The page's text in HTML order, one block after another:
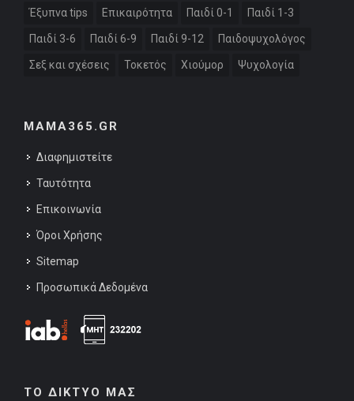
Έξυπνα tips Επικαιρότητα Παιδί 0-1 Παιδί 1-3
Παιδί 3-6 Παιδί 6-9 Παιδί 9-12 Παιδοψυχολόγος
Σεξ και σχέσεις Τοκετός Χιούμορ Ψυχολογία
MAMA365.GR
Διαφημιστείτε
Ταυτότητα
Επικοινωνία
Όροι Χρήσης
Sitemap
Προσωπικά Δεδομένα
ΤΟ ΔΙΚΤΥΟ ΜΑΣ